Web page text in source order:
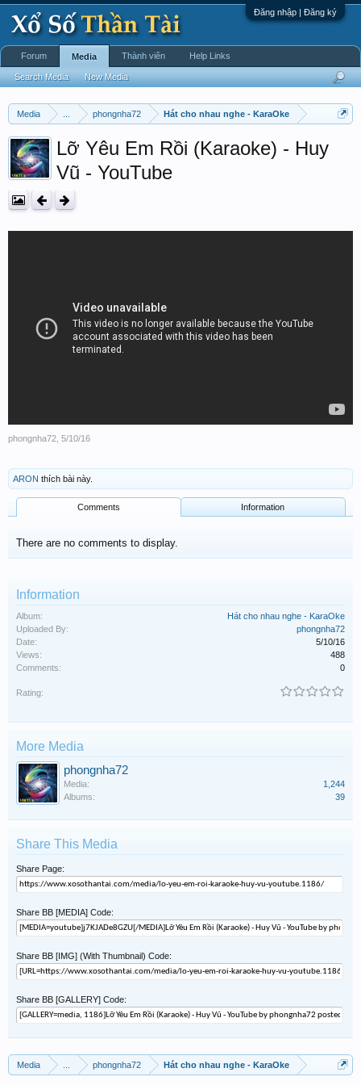
Đăng nhập | Đăng ký
Media phongnha72 Hát cho nhau nghe - KaraOke
Lỡ Yêu Em Rồi (Karaoke) - Huy
Vũ - YouTube
phongnha72 5/10/16
ARON thích bài này.
Comments Information
There are no comments to display.
Information
Album:
Hát cho nhau nghe - KaraOke
Uploaded By:
phongnha72
Date:
5/10/16
Views:
488
Comments:
0
Rating:
More Media
phongnha72
Media:
1,244
Albums:
39
Share This Media
Share Page:
Share BB [MEDIA] Code:
Share BB [IMG] (With Thumbnail) Code:
Share BB [GALLERY] Code:
Media phongnha72 Hát cho nhau nghe - KaraOke
Forum Media
Search Media New Media
Thành viên Help Links